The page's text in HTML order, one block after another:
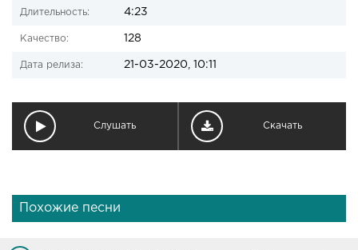
Длительность: 4:23
Качество: 128
Дата релиза: 21-03-2020, 10:11
Слушать Скачать
Похожие песни